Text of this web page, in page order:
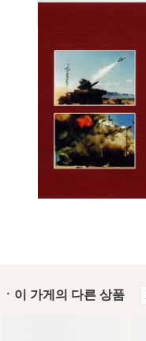
ㆍ이 가게의 다른 상품